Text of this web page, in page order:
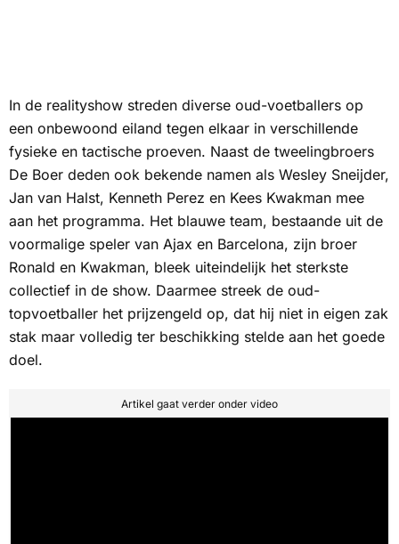
In de realityshow streden diverse oud-voetballers op
een onbewoond eiland tegen elkaar in verschillende
fysieke en tactische proeven. Naast de tweelingbroers
De Boer deden ook bekende namen als Wesley Sneijder,
Jan van Halst, Kenneth Perez en Kees Kwakman mee
aan het programma. Het blauwe team, bestaande uit de
voormalige speler van Ajax en Barcelona, zijn broer
Ronald en Kwakman, bleek uiteindelijk het sterkste
collectief in de show. Daarmee streek de oud-
topvoetballer het prijzengeld op, dat hij niet in eigen zak
stak maar volledig ter beschikking stelde aan het goede
doel.
Artikel gaat verder onder video